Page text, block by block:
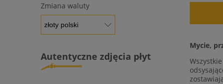
Zmiana waluty
Autentyczne zdjęcia płyt
Mycie,